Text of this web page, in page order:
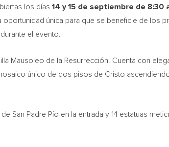
los días 14 y 15 de septiembre de 8:30
oportunidad única para que se beneficie de los
el evento.
Mausoleo de la Resurrección. Cuenta con
único de dos pisos de Cristo
San Padre Pío en la entrada y 14 estatuas